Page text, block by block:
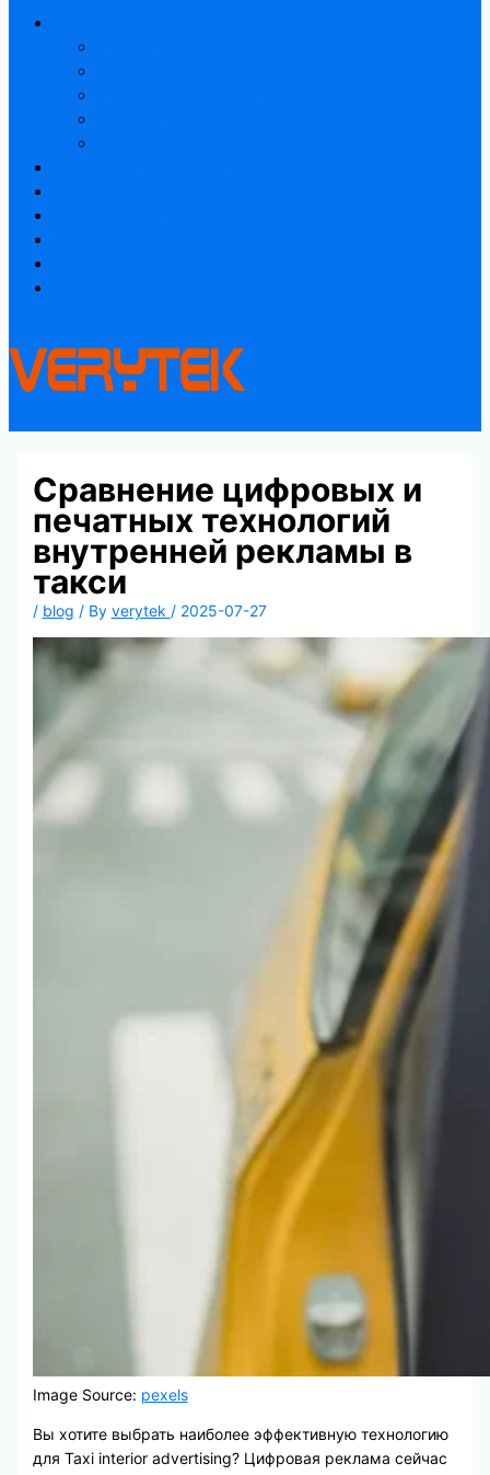
Сравнение цифровых и
печатных технологий
внутренней рекламы в
такси
/ blog / By verytek / 2025-07-27
Image Source: pexels
Вы хотите выбрать наиболее эффективную технологию
для Taxi interior advertising? Цифровая реклама сейчас